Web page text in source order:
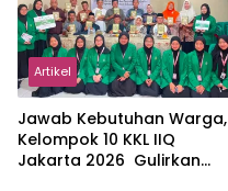
Artikel
Jawab Kebutuhan Warga,
Kelompok 10 KKL IIQ
Jakarta 2026 Gulirkan